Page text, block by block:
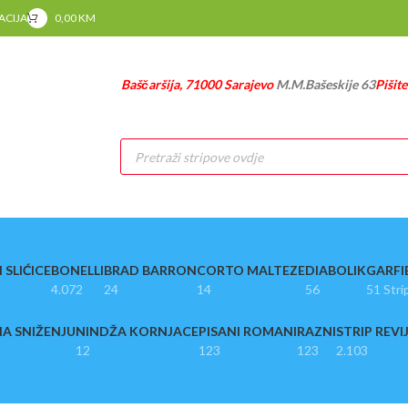
0,00KM
Baščaršija, 71000 SarajevoM.M.Bašeskije 63
Products
search
SLIĆICEBONELLI
4.072
BRAD BARRON
24
CORTO MALTEZE
14
DIABOLIK
56
51
SNIŽENJUNINDŽA KORNJACE
12
PISANI ROMANI
123
RAZNI
123
STRIP
2.103